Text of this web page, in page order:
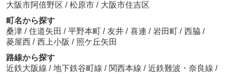
大阪市阿倍野区 / 松原市 / 大阪市住吉区
町名から探す
桑津 / 住道矢田 / 平野本町 / 友井 / 喜連 / 岩田町 / 西脇 /
菱屋西 / 西上小阪 / 照ケ丘矢田
路線から探す
近鉄大阪線 / 地下鉄谷町線 / 関西本線 / 近鉄難波・奈良線 /